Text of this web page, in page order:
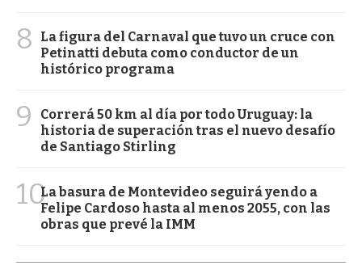
8
La figura del Carnaval que tuvo un cruce con
Petinatti debuta como conductor de un
histórico programa
9
Correrá 50 km al día por todo Uruguay: la
historia de superación tras el nuevo desafío
de Santiago Stirling
10La basura de Montevideo seguirá yendo a
Felipe Cardoso hasta al menos 2055, con las
obras que prevé la IMM